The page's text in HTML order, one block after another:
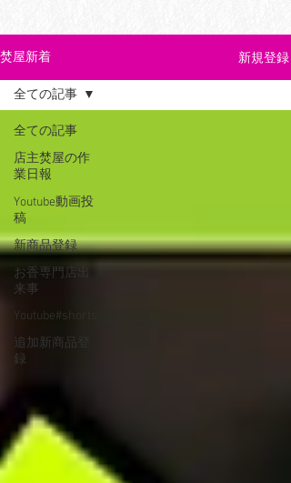
焚屋新着 新規登録
全ての記事
店主焚屋の作
業日報
Youtube動画投
稿
新商品登録
お香専門店出
来事
Youtube#shorts
追加新商品登
録
全ての記事